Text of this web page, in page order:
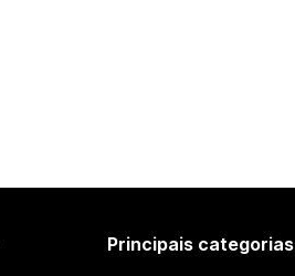
Principais categorias